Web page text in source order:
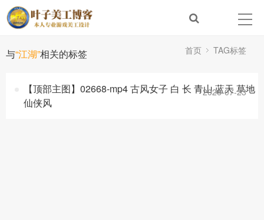
与“江湖”相关的标签 首页 TAG标签
【顶部主图】02668-mp4 古风女子 白 长 青山 蓝天 草地
仙侠风
2026-07-23